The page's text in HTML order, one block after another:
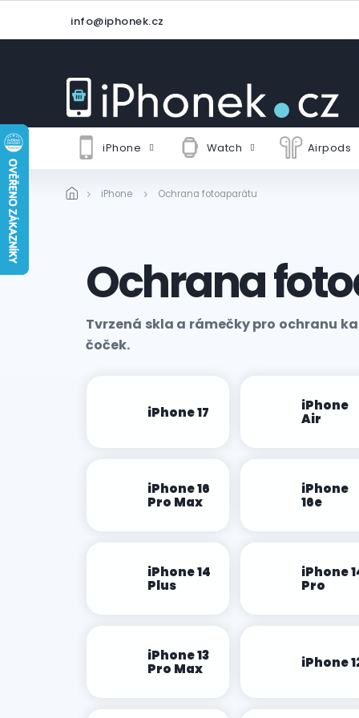
obsah
info@iphonek.cz
iPhone Watch Airpods
iPhone Ochrana fotoaparátu
Ochrana
Tvrzená skla a rámečky pro ochranu
čoček.
iPhone 17
iPhone
Air
iPhone 16
Pro Max
iPhone
16e
iPhone 14
Plus
iPhone
Pro
iPhone 13
Pro Max
iPhone